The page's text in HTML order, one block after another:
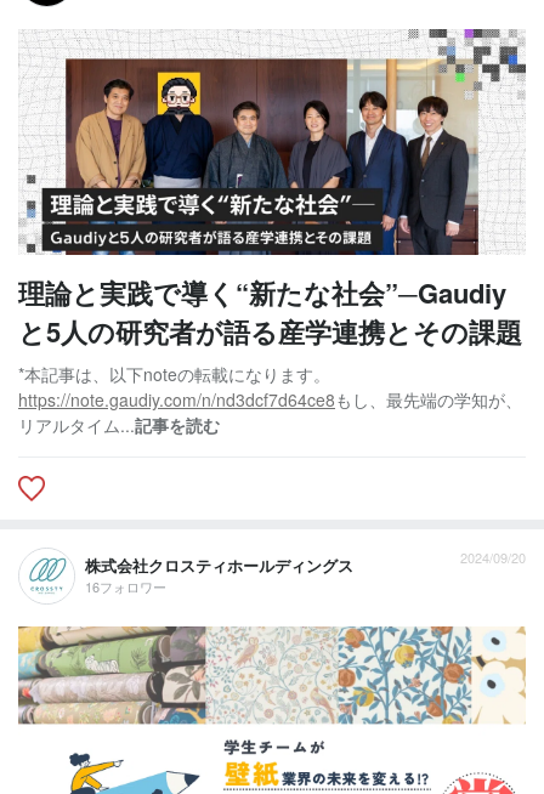
理論と実践で導く“新たな社会”─Gaudiy
と5人の研究者が語る産学連携とその課題
*本記事は、以下noteの転載になります。
https://note.gaudiy.com/n/nd3dcf7d64ce8もし、最先端の学知が、
リアルタイム...記事を読む
株式会社クロスティホールディングス
16フォロワー
2024/09/20